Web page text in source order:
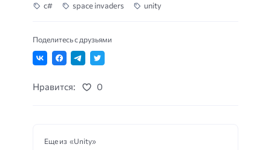
c# space invaders unity
Поделитесь с друзьями
Нравится: 0
Еще из «Unity»